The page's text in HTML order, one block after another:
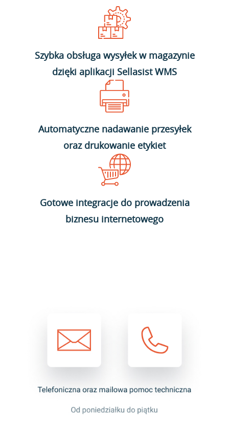
Szybka obsługa wysyłek w magazynie
dzięki aplikacji Sellasist WMS
Automatyczne nadawanie przesyłek
oraz drukowanie etykiet
Gotowe integracje do prowadzenia
biznesu internetowego